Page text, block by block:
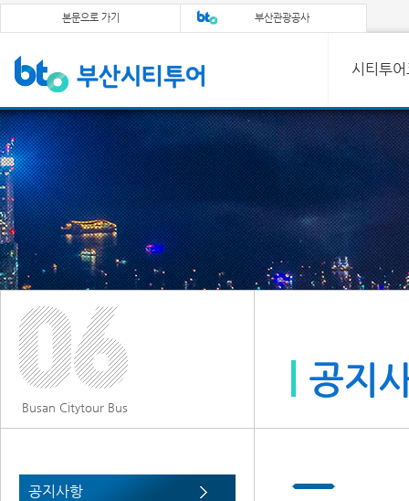
본문으로 가기 부산관광공사
시티투
Busan Citytour Bus
공지사항
공지